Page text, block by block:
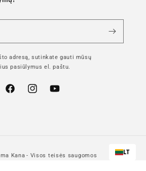
adresą, sutinkate gauti mūsų
pasiūlymus el. paštu.
"Facebook""Instagram""YouTube"
Kana - Visos teisės saugomos LT